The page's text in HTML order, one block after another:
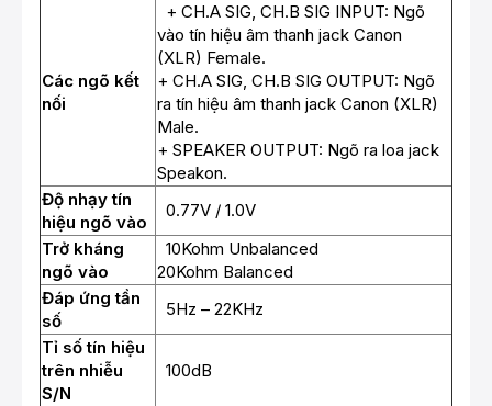
Các ngõ kết
nối
+ CH.A SIG, CH.B SIG INPUT: Ngõ
vào tín hiệu âm thanh jack Canon
(XLR) Female.
+ CH.A SIG, CH.B SIG OUTPUT: Ngõ
ra tín hiệu âm thanh jack Canon (XLR)
Male.
+ SPEAKER OUTPUT: Ngõ ra loa jack
Speakon.
Độ nhạy tín
hiệu ngõ vào
0.77V / 1.0V
Trở kháng
ngõ vào
10Kohm Unbalanced
20Kohm Balanced
Đáp ứng tần
số
5Hz – 22KHz
Tỉ số tín hiệu
trên nhiễu
S/N
100dB